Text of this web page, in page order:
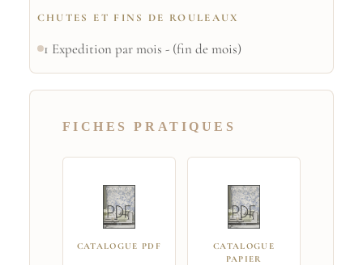
CHUTES ET FINS DE ROULEAUX
1 Expedition par mois - (fin de mois)
FICHES PRATIQUES
CATALOGUE PDF
CATALOGUE
PAPIER